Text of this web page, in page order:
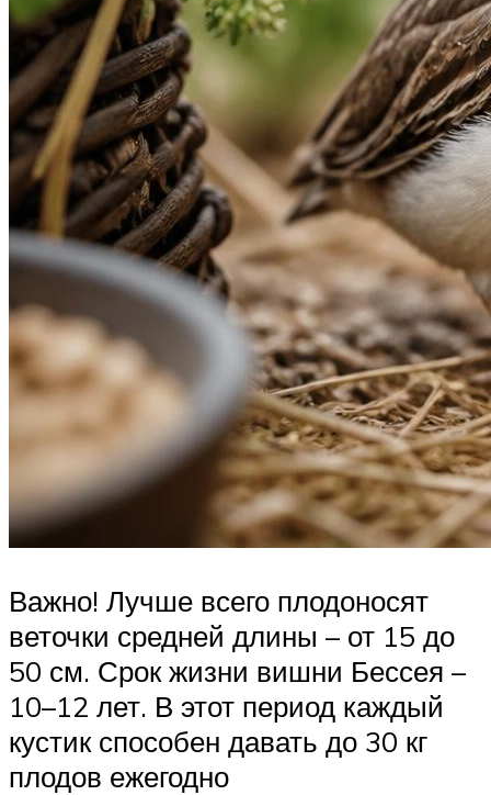
Важно! Лучше всего плодоносят
веточки средней длины – от 15 до
50 см. Срок жизни вишни Бессея –
10–12 лет. В этот период каждый
кустик способен давать до 30 кг
плодов ежегодно